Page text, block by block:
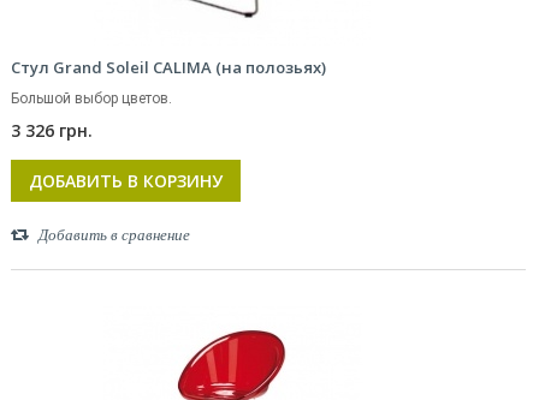
Стул Grand Soleil CALIMA (на полозьях)
Большой выбор цветов.
3 326 грн.
ДОБАВИТЬ В КОРЗИНУ
Добавить в сравнение